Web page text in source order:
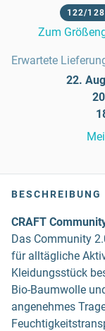
122/
Zum
Erwartete
22.
BESCHREIBUNG
CRAFT
Das Community
für alltägliche
Kleidungsstück
Bio-Baumwolle
angenehmes